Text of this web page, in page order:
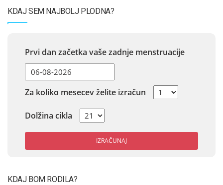
KDAJ SEM NAJBOLJ PLODNA?
Prvi dan začetka vaše zadnje menstruacije
Za koliko mesecev želite izračun
Dolžina cikla
IZRAČUNAJ
KDAJ BOM RODILA?